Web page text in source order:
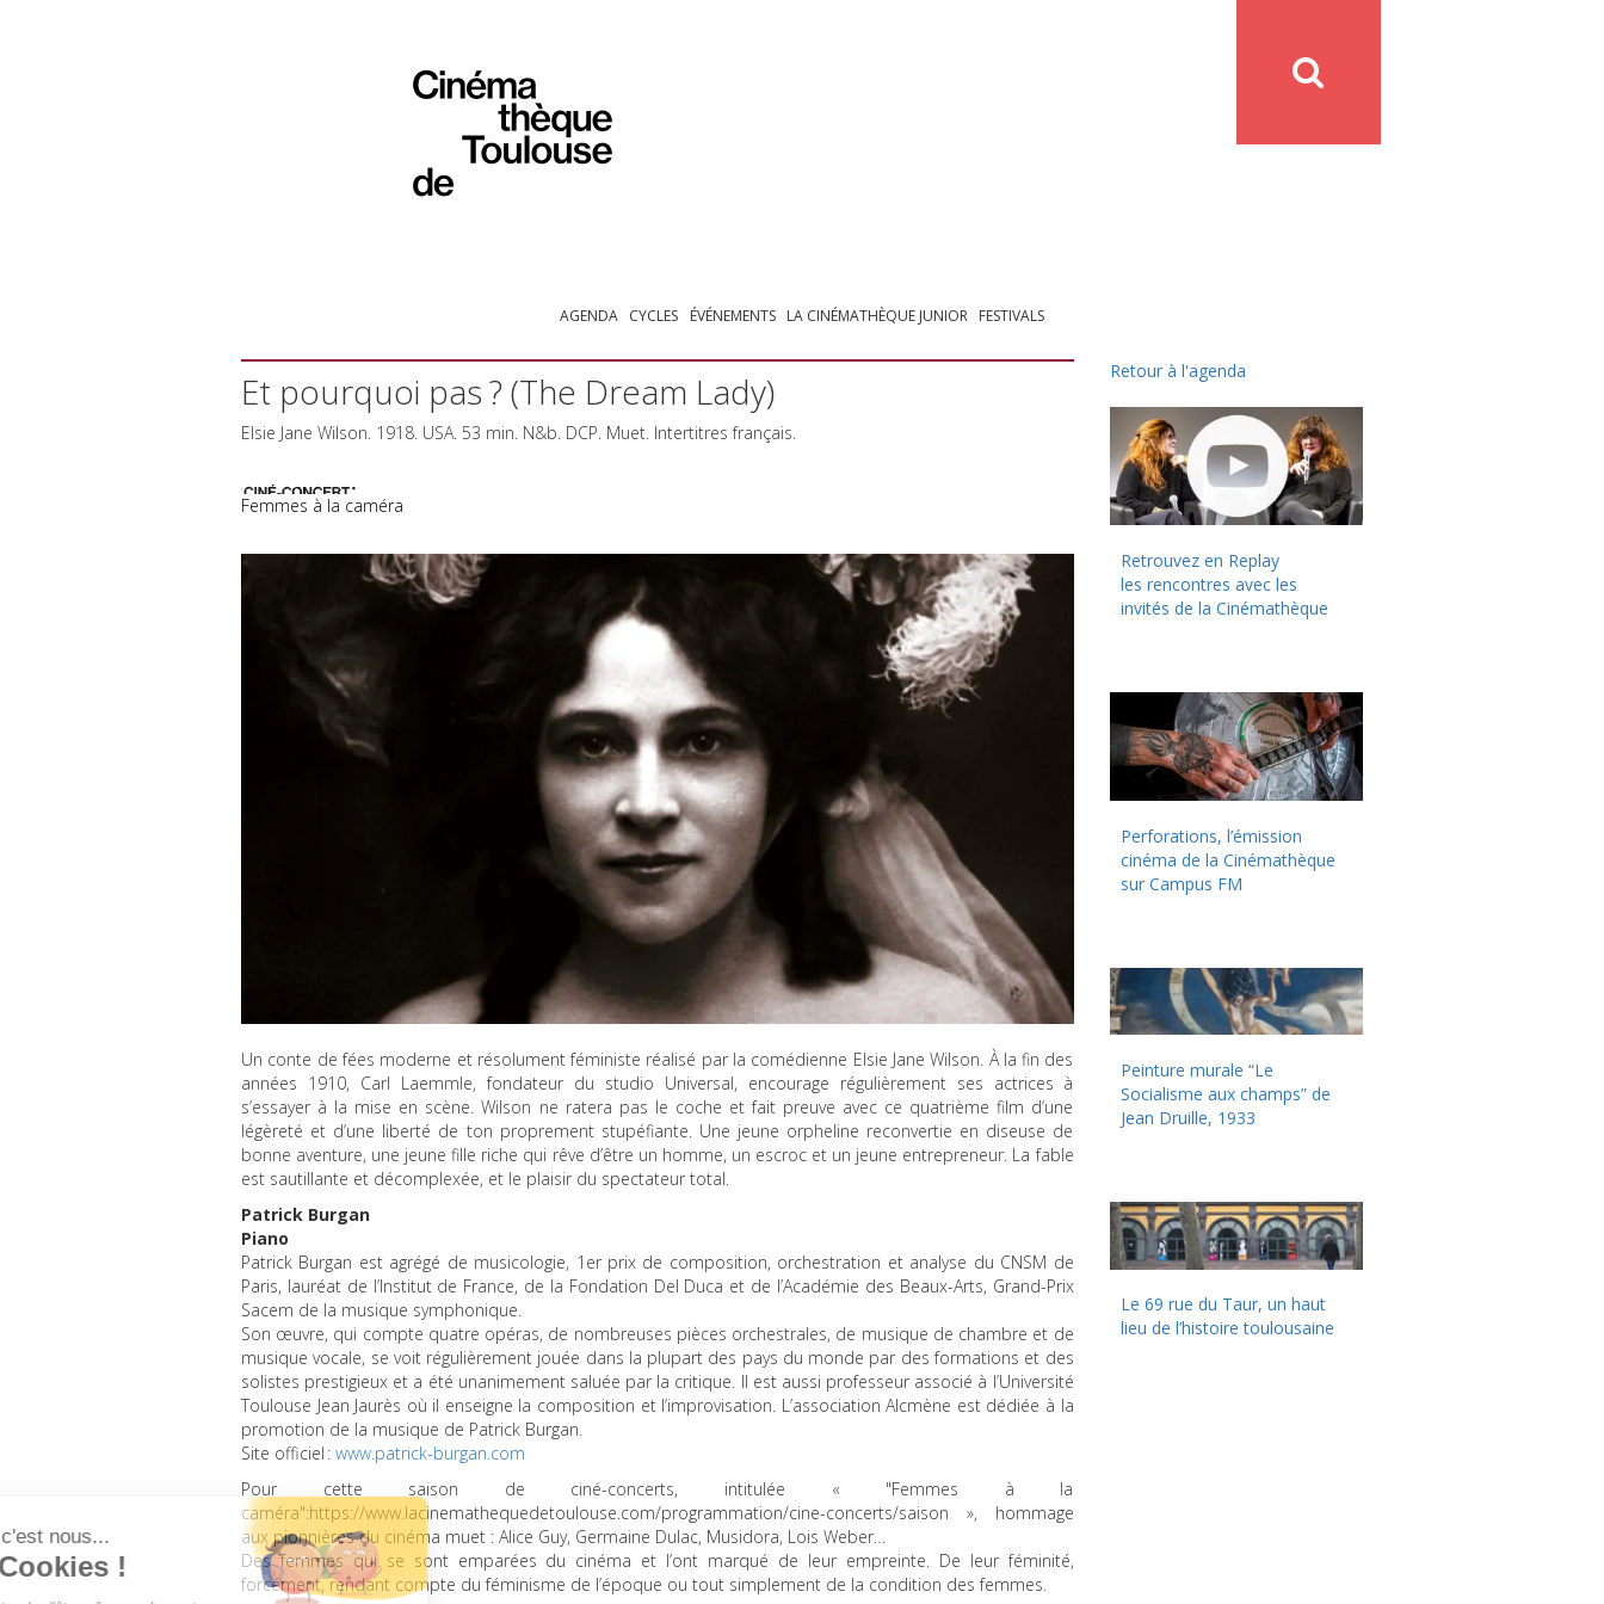
AGENDA CYCLES ÉVÉNEMENTS LA CINÉMATHÈQUE JUNIOR FESTIVALS
Et pourquoi pas ? (The Dream Lady)
Elsie Jane Wilson. 1918. USA. 53 min. N&b. DCP. Muet. Intertitres français.
Femmes à la caméra
Un conte de fées moderne et résolument féministe réalisé par la comédienne Elsie Jane Wilson. À la fin des
années 1910, Carl Laemmle, fondateur du studio Universal, encourage régulièrement ses actrices à
s’essayer à la mise en scène. Wilson ne ratera pas le coche et fait preuve avec ce quatrième film d’une
légèreté et d’une liberté de ton proprement stupéfiante. Une jeune orpheline reconvertie en diseuse de
bonne aventure, une jeune fille riche qui rêve d’être un homme, un escroc et un jeune entrepreneur. La fable
est sautillante et décomplexée, et le plaisir du spectateur total.
Patrick Burgan
Piano
Patrick Burgan est agrégé de musicologie, 1er prix de composition, orchestration et analyse du CNSM de
Paris, lauréat de l’Institut de France, de la Fondation Del Duca et de l’Académie des Beaux-Arts, Grand-Prix
Sacem de la musique symphonique.
Son œuvre, qui compte quatre opéras, de nombreuses pièces orchestrales, de musique de chambre et de
musique vocale, se voit régulièrement jouée dans la plupart des pays du monde par des formations et des
solistes prestigieux et a été unanimement saluée par la critique. Il est aussi professeur associé à l’Université
Toulouse Jean Jaurès où il enseigne la composition et l’improvisation. L’association Alcmène est dédiée à la
promotion de la musique de Patrick Burgan.
Site officiel : www.patrick-burgan.com
Pour cette saison de ciné-concerts, intitulée « "Femmes à la
caméra":https://www.lacinemathequedetoulouse.com/programmation/cine-concerts/saison », hommage
aux pionnières du cinéma muet : Alice Guy, Germaine Dulac, Musidora, Lois Weber…
Des femmes qui se sont emparées du cinéma et l’ont marqué de leur empreinte. De leur féminité,
forcément, rendant compte du féminisme de l’époque ou tout simplement de la condition des femmes.
Retour à l'agenda
Retrouvez en Replay
les rencontres avec les
invités de la Cinémathèque
Perforations, l’émission
cinéma de la Cinémathèque
sur Campus FM
Peinture murale “Le
Socialisme aux champs” de
Jean Druille, 1933
Le 69 rue du Taur, un haut
lieu de l’histoire toulousaine